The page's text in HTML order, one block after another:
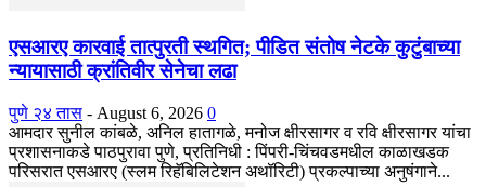
एसआरए कारवाई तात्पुरती स्थगित; पीडित संतोष नेटके कुटुंबाच्या
न्यायासाठी क्रांतिवीर सेनेचा लढा
पुणे २४ तास - August 6, 2026 0
आमदार सुनील कांबळे, अनिल हातागळे, मनोज क्षीरसागर व रवि क्षीरसागर यांचा
प्रशासनाकडे पाठपुरावा पुणे, प्रतिनिधी : पिंपरी-चिंचवडमधील काळाखडक
परिसरात एसआरए (स्लम रिहॅबिलिटेशन अथॉरिटी) प्रकल्पाच्या अनुषंगाने...